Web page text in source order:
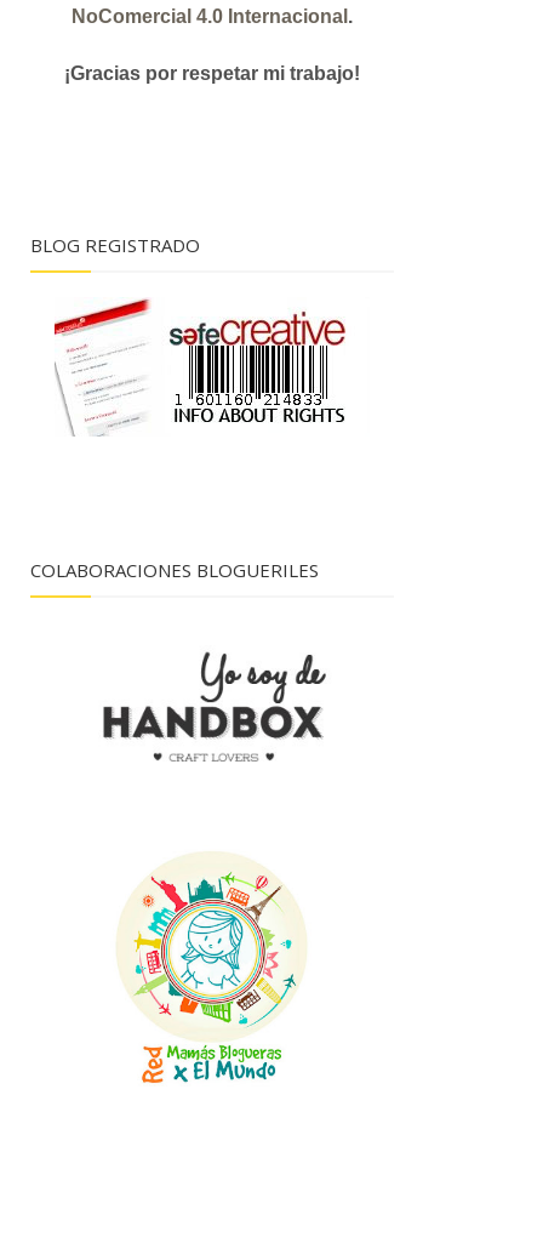
NoComercial 4.0 Internacional .
¡Gracias por respetar mi trabajo!
BLOG REGISTRADO
COLABORACIONES BLOGUERILES